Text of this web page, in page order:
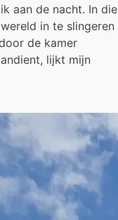
aan de nacht. In die
in te slingeren
de kamer
lijkt mijn